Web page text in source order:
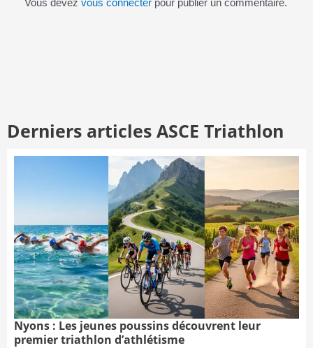
Vous devez vous connecterpour publier un commentaire.
Derniers articles ASCE Triathlon
Nyons : Les jeunes poussins découvrent leur
premier triathlon d’athlétisme